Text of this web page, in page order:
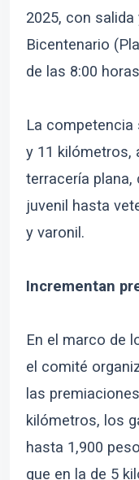
2025, con
Bicentenario
de las 8:00
La competencia
y 11 kilómetros,
terracería plana,
juvenil hasta
y varonil.
Incrementan
En el marco de
el comité
las
kilómetros, los
hasta 1,900
que en la de 5